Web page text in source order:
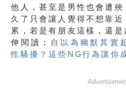
他人，甚至是男性也會遭殃
久了只會讓人覺得不想靠
累，若是有朋友這樣，還
伸閱讀：
自以為幽默其實
性騷擾？這些NG行為讓你